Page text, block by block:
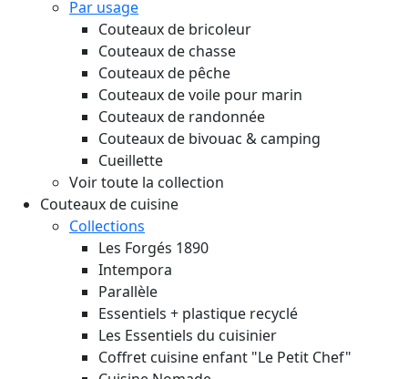
Par usage
Couteaux de bricoleur
Couteaux de chasse
Couteaux de pêche
Couteaux de voile pour marin
Couteaux de randonnée
Couteaux de bivouac & camping
Cueillette
Voir toute la collection
Couteaux de cuisine
Collections
Les Forgés 1890
Intempora
Parallèle
Essentiels + plastique recyclé
Les Essentiels du cuisinier
Coffret cuisine enfant "Le Petit Chef"